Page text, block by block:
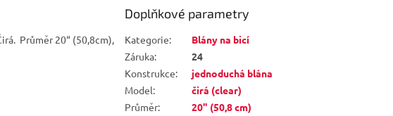
Průměr 20“ (50,8cm),
Doplňkové parametry
Kategorie:
Blány na bicí
Záruka:
24
Konstrukce:
jednoduchá blána
Model:
čirá (clear)
Průměr: 20" (50,8 cm)